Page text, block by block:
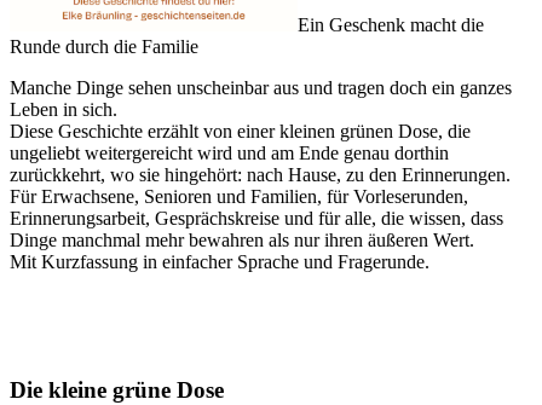
Ein Geschenk macht die
Runde durch die Familie
Manche Dinge sehen unscheinbar aus und tragen doch ein ganzes
Leben in sich.
Diese Geschichte erzählt von einer kleinen grünen Dose, die
ungeliebt weitergereicht wird und am Ende genau dorthin
zurückkehrt, wo sie hingehört: nach Hause, zu den Erinnerungen.
Für Erwachsene, Senioren und Familien, für Vorleserunden,
Erinnerungsarbeit, Gesprächskreise und für alle, die wissen, dass
Dinge manchmal mehr bewahren als nur ihren äußeren Wert.
Mit Kurzfassung in einfacher Sprache und Fragerunde.
Die kleine grüne Dose